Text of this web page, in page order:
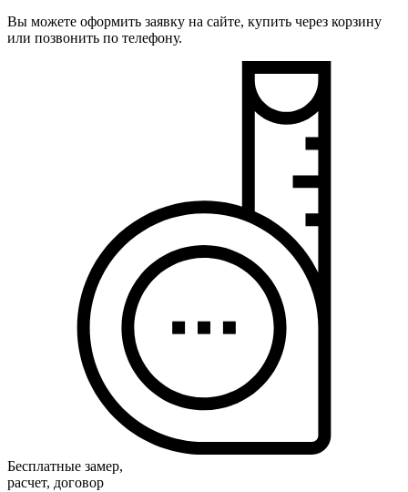
Вы можете оформить заявку на сайте, купить через корзину
или позвонить по телефону.
Бесплатные замер,
расчет, договор